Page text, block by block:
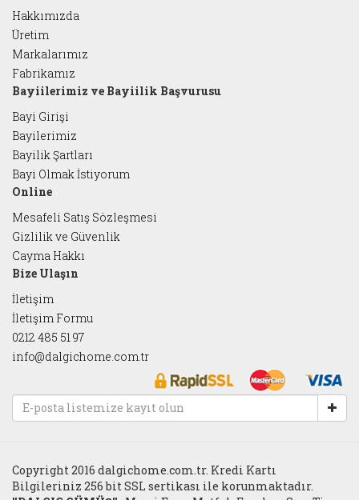
Hakkımızda
Üretim
Markalarımız
Fabrikamız
Bayiilerimiz ve Bayiilik Başvurusu
Bayi Girişi
Bayilerimiz
Bayilik Şartları
Bayi Olmak İstiyorum
Online
Mesafeli Satış Sözleşmesi
Gizlilik ve Güvenlik
Cayma Hakkı
Bize Ulaşın
İletişim
İletişim Formu
0212 485 51 97
info@dalgichome.com.tr
Copyright 2016 dalgichome.com.tr. Kredi Kartı
Bilgileriniz 256 bit SSL sertikası ile korunmaktadır.